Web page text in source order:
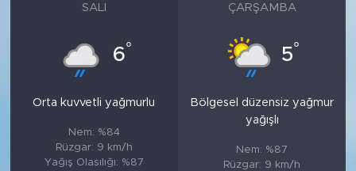
SALI
6°
Orta kuvvetli yağmurlu
Nem: %84
Rüzgar: 9 km/h
Yağış Olasılığı: %87
ÇARŞAMBA
5°
Bölgesel düzensiz yağmur
yağışlı
Nem: %87
Rüzgar: 9 km/h